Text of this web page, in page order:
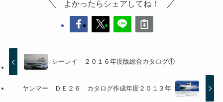
よかったらシェアしてね！
シーレイ ２０１６年度版総合カタログ①
ヤンマー ＤＥ２６ カタログ作成年度２０１３年